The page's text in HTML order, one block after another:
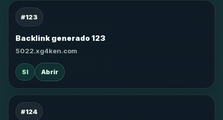
#123
Backlink generado 123
5022.xg4ken.com
SI Abrir
#124